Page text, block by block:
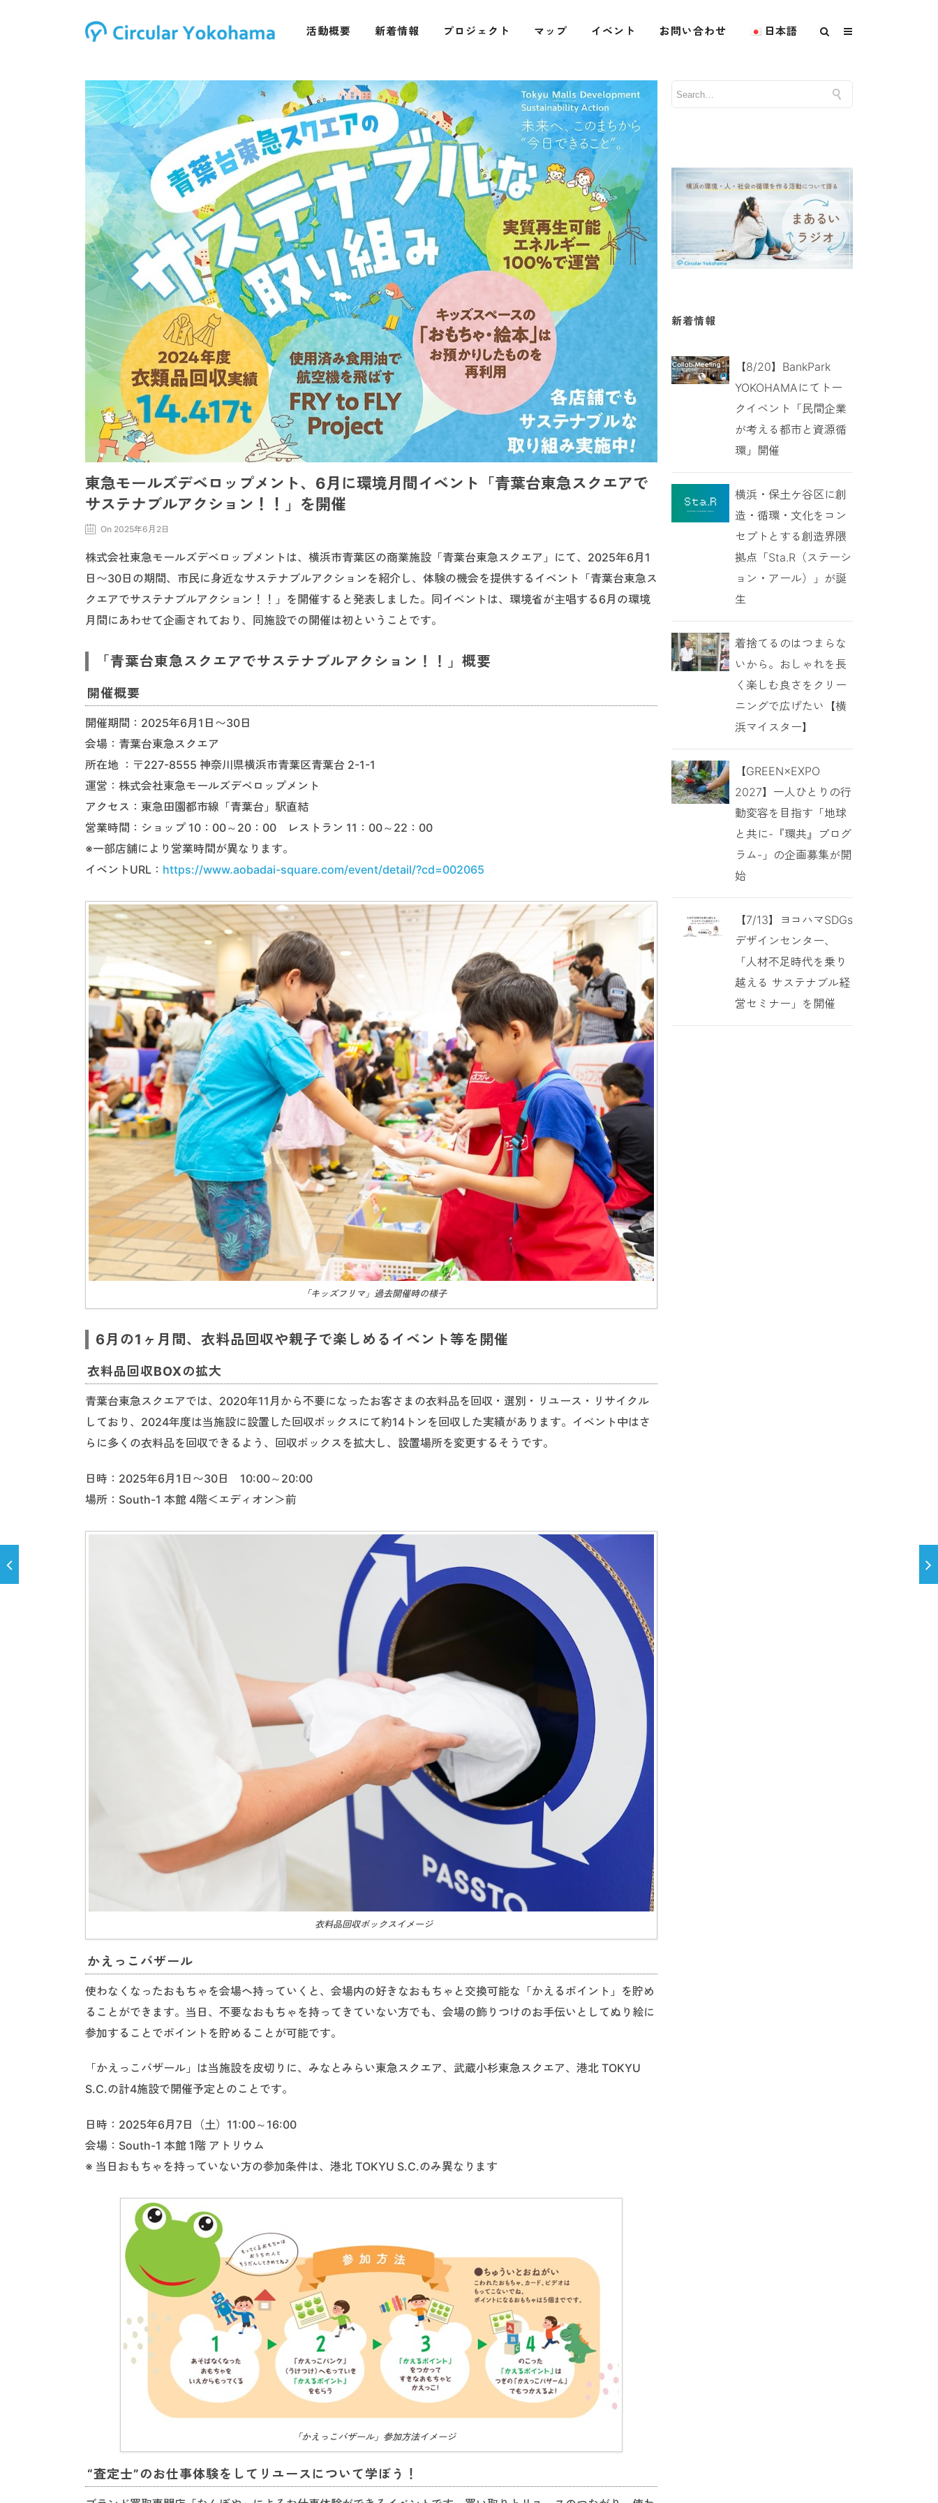
活動概要 新着情報 プロジェクト マップ イベント お問い合わせ 日本語
東急モールズデベロップメント、6月に環境月間イベント「青葉台東急スクエアで
サステナブルアクション！！」を開催
On 2025年6月2日
株式会社東急モールズデベロップメントは、横浜市青葉区の商業施設「青葉台東急スクエア」にて、2025年6月1
日〜30日の期間、市民に身近なサステナブルアクションを紹介し、体験の機会を提供するイベント「青葉台東急ス
クエアでサステナブルアクション！！」を開催すると発表しました。同イベントは、環境省が主唱する6月の環境
月間にあわせて企画されており、同施設での開催は初ということです。
「青葉台東急スクエアでサステナブルアクション！！」概要
開催概要
開催期間：2025年6月1日〜30日
会場：青葉台東急スクエア
所在地 ：〒227-8555 神奈川県横浜市青葉区青葉台 2-1-1
運営：株式会社東急モールズデベロップメント
アクセス：東急田園都市線「青葉台」駅直結
営業時間：ショップ 10：00～20：00 レストラン 11：00～22：00
※一部店舗により営業時間が異なります。
イベントURL： https://www.aobadai-square.com/event/detail/?cd=002065
「キッズフリマ」過去開催時の様子
6月の1ヶ月間、衣料品回収や親子で楽しめるイベント等を開催
衣料品回収BOXの拡大
青葉台東急スクエアでは、2020年11月から不要になったお客さまの衣料品を回収・選別・リユース・リサイクル
しており、2024年度は当施設に設置した回収ボックスにて約14トンを回収した実績があります。イベント中はさ
らに多くの衣料品を回収できるよう、回収ボックスを拡大し、設置場所を変更するそうです。
日時：2025年6月1日〜30日 10:00～20:00
場所：South-1 本館 4階＜エディオン＞前
衣料品回収ボックスイメージ
かえっこバザール
使わなくなったおもちゃを会場へ持っていくと、会場内の好きなおもちゃと交換可能な「かえるポイント」を貯め
ることができます。当日、不要なおもちゃを持ってきていない方でも、会場の飾りつけのお手伝いとしてぬり絵に
参加することでポイントを貯めることが可能です。
「かえっこバザール」は当施設を皮切りに、みなとみらい東急スクエア、武蔵小杉東急スクエア、港北 TOKYU
S.C.の計4施設で開催予定とのことです。
日時：2025年6月7日（土）11:00～16:00
会場：South-1 本館 1階 アトリウム
※ 当日おもちゃを持っていない方の参加条件は、港北 TOKYU S.C.のみ異なります
「かえっこバザール」参加方法イメージ
“査定士”のお仕事体験をしてリユースについて学ぼう！
新着情報
【8/20】BankPark
YOKOHAMAにてトー
クイベント「民間企業
が考える都市と資源循
環」開催
横浜・保土ケ谷区に創
造・循環・文化をコン
セプトとする創造界隈
拠点「Sta.R（ステーシ
ョン・アール）」が誕
生
着捨てるのはつまらな
いから。おしゃれを長
く楽しむ良さをクリー
ニングで広げたい【横
浜マイスター】
【GREEN×EXPO
2027】一人ひとりの行
動変容を目指す「地球
と共に-『環共』プログ
ラム-」の企画募集が開
始
【7/13】ヨコハマSDGs
デザインセンター、
「人材不足時代を乗り
越える サステナブル経
営セミナー」を開催